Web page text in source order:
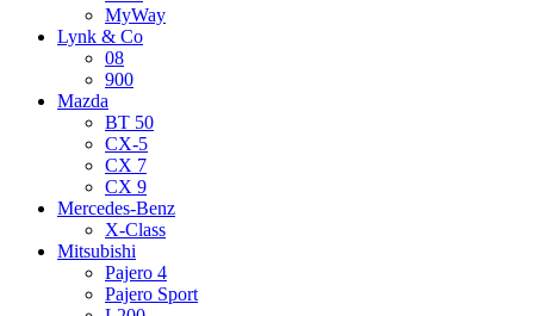
MyWay
Lynk & Co
08
900
Mazda
BT 50
CX-5
CX 7
CX 9
Mercedes-Benz
X-Class
Mitsubishi
Pajero 4
Pajero Sport